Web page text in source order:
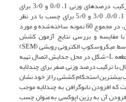
تعداد 12 حالت اتصال با ترکیب درصدهای وزنی 1، 0/0 و 3/0 برای
چندلایه و درصدهای وزنی 1، 0/0، 3/0 و 5/0 برای چسب با در نظر
گرفتن 5 تکرار در هر آزمون، در مجموع 60 نمونه ساخته‌شده و مورد
مقایسه و بررسی نتایج آزمون کشش
نمونه‌ها و عکس‌هایی که توسط میکروسکوپ الکترونی روبشی (SEM)
از نحوه جدایش چندلایه و قطعه L-شکل در محل جدایش اتصال تهیه
ترکیب درصد وزنی صفر برای چندلایه
۰ برای چسب بیشترین استحکام کششی را از خود نشان
که افزودن نانوگرافن به چندلایه موجب
آن به رزین اپوکسی به‌عنوان چسب